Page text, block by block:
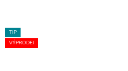
TIP
VÝPRODEJ